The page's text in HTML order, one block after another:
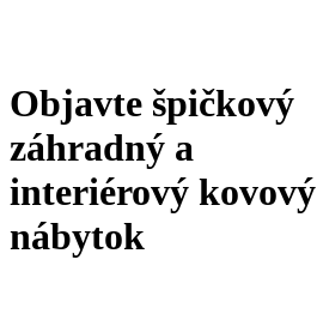
Objavte špičkový
záhradný a
interiérový kovový
nábytok